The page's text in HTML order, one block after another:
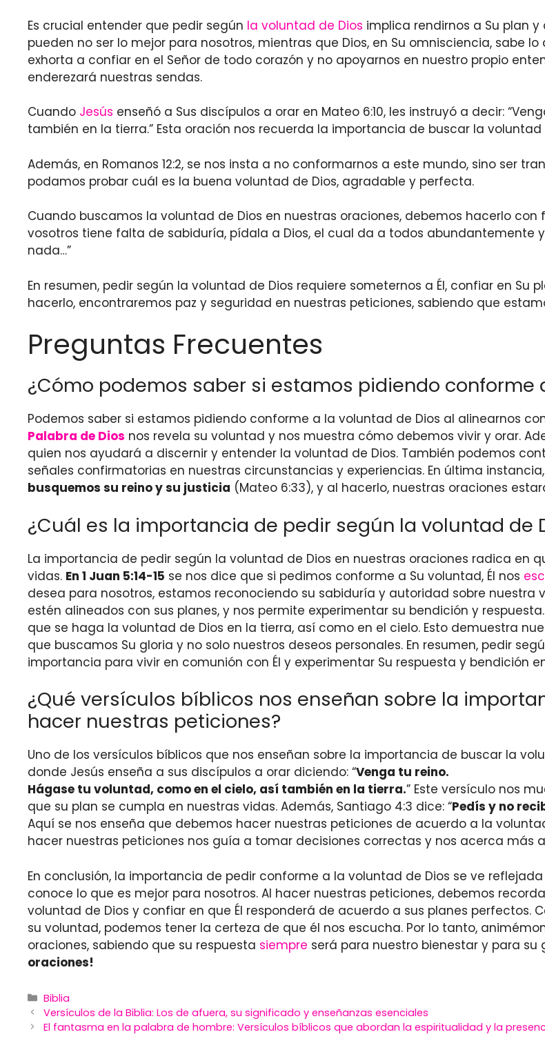
Es crucial entender que pedir según la voluntad de Dios implica rendirnos a Su plan
pueden no ser lo mejor para nosotros, mientras que Dios, en Su omnisciencia, sabe
exhorta a confiar en el Señor de todo corazón y no apoyarnos en nuestro propio
enderezará nuestras sendas.
Cuando Jesús enseñó a Sus discípulos a orar en Mateo 6:10, les instruyó a decir:
también en la tierra.” Esta oración nos recuerda la importancia de buscar la
Además, en Romanos 12:2, se nos insta a no conformarnos a este mundo, sino ser
podamos probar cuál es la buena voluntad de Dios, agradable y perfecta.
Cuando buscamos la voluntad de Dios en nuestras oraciones, debemos hacerlo con
vosotros tiene falta de sabiduría, pídala a Dios, el cual da a todos abundantemente
nada…”
En resumen, pedir según la voluntad de Dios requiere someternos a Él, confiar en
hacerlo, encontraremos paz y seguridad en nuestras peticiones, sabiendo que
Preguntas Frecuentes
¿Cómo podemos saber si estamos pidiendo conforme
Podemos saber si estamos pidiendo conforme a la voluntad de Dios al alinearnos
Palabra de Dios nos revela su voluntad y nos muestra cómo debemos vivir y orar.
quien nos ayudará a discernir y entender la voluntad de Dios. También podemos
señales confirmatorias en nuestras circunstancias y experiencias. En última
busquemos su reino y su justicia (Mateo 6:33), y al hacerlo, nuestras oraciones
¿Cuál es la importancia de pedir según la voluntad de
La importancia de pedir según la voluntad de Dios en nuestras oraciones radica en
vidas. En 1 Juan 5:14-15 se nos dice que si pedimos conforme a Su voluntad, Él nos
desea para nosotros, estamos reconociendo su sabiduría y autoridad sobre nuestra
estén alineados con sus planes, y nos permite experimentar su bendición y
que se haga la voluntad de Dios en la tierra, así como en el cielo. Esto demuestra
que buscamos Su gloria y no solo nuestros deseos personales. En resumen, pedir
importancia para vivir en comunión con Él y experimentar Su respuesta y bendición
¿Qué versículos bíblicos nos enseñan sobre la
hacer nuestras peticiones?
Uno de los versículos bíblicos que nos enseñan sobre la importancia de buscar la
donde Jesús enseña a sus discípulos a orar diciendo: “Venga tu reino.
Hágase tu voluntad, como en el cielo, así también en la tierra.” Este versículo nos
que su plan se cumpla en nuestras vidas. Además, Santiago 4:3 dice: “Pedís y no
Aquí se nos enseña que debemos hacer nuestras peticiones de acuerdo a la
hacer nuestras peticiones nos guía a tomar decisiones correctas y nos acerca más
En conclusión, la importancia de pedir conforme a la voluntad de Dios se ve reflejada
conoce lo que es mejor para nosotros. Al hacer nuestras peticiones, debemos
voluntad de Dios y confiar en que Él responderá de acuerdo a sus planes perfectos.
su voluntad, podemos tener la certeza de que él nos escucha. Por lo tanto,
oraciones, sabiendo que su respuesta siempre será para nuestro bienestar y para su
oraciones!
Categories
Biblia
Versículos de la Biblia: Los de afuera, su significado y enseñanzas esenciales
El fantasma en la palabra de hombre: Versículos bíblicos que abordan la espiritualidad y la